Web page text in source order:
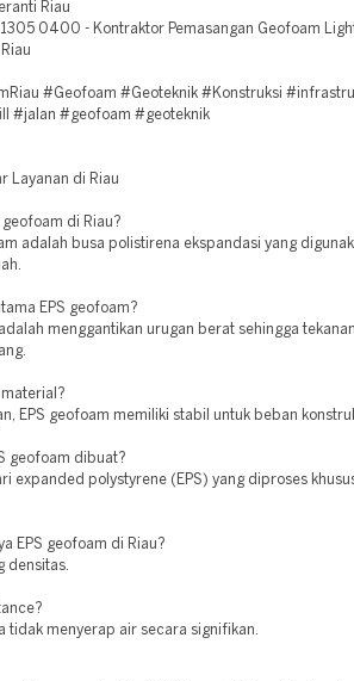
Riau
1305 0400 - Kontraktor Pemasangan Geofoam
#Geofoam #Geoteknik #Konstruksi
#jalan #geofoam #geoteknik
Layanan di Riau
geofoam di Riau?
adalah busa polistirena ekspandasi yang
EPS geofoam?
adalah menggantikan urugan berat sehingga
material?
EPS geofoam memiliki stabil untuk beban
geofoam dibuat?
expanded polystyrene (EPS) yang diproses
EPS geofoam di Riau?
densitas.
tidak menyerap air secara signifikan.